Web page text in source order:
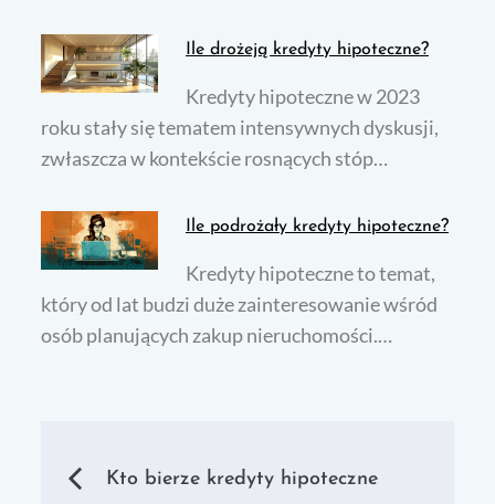
Ile drożeją kredyty hipoteczne?
Kredyty hipoteczne w 2023
roku stały się tematem intensywnych dyskusji,
zwłaszcza w kontekście rosnących stóp…
Ile podrożały kredyty hipoteczne?
Kredyty hipoteczne to temat,
który od lat budzi duże zainteresowanie wśród
osób planujących zakup nieruchomości.…
Nawigacja
Kto bierze kredyty hipoteczne